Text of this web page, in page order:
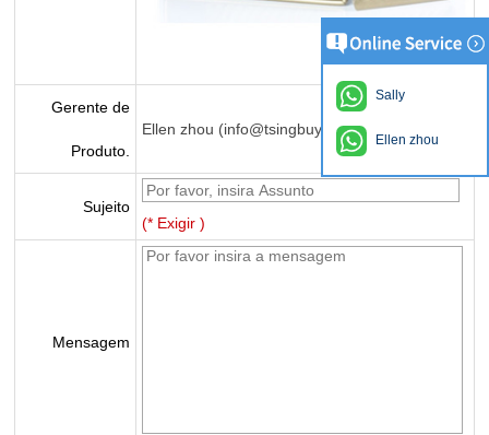
Gerente de
Produto.
Ellen zhou (info@tsingbuy.com)
Sujeito
(* Exigir )
Mensagem
Sally
Ellen zhou